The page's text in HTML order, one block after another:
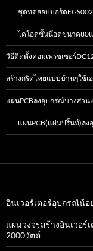
ชุดทดสอบบอร์ด
ไดโอดขั้นน๊อตขนาด80
วิธีติดตั้งคอมเพรชเซอร์
สร้างกริดไทยแบบบ้านๆใช้เ
แผ่นPCBลงอุปกรณ์บางส่วน
แผ่นPCB(แผ่นปริ้นท์)ล
อินเวอร์เตอร์อุปกรณ์น้อ
แผ่นวงจรสร้างอินเวอร์
2000วัตต์